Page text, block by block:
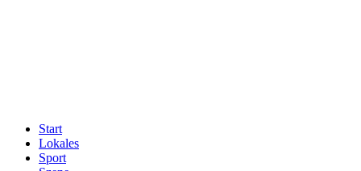
Start
Lokales
Sport